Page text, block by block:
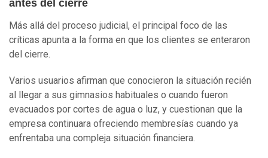
antes del cierre
Más allá del proceso judicial, el principal foco de las
críticas apunta a la forma en que los clientes se enteraron
del cierre.
Varios usuarios afirman que conocieron la situación recién
al llegar a sus gimnasios habituales o cuando fueron
evacuados por cortes de agua o luz, y cuestionan que la
empresa continuara ofreciendo membresías cuando ya
enfrentaba una compleja situación financiera.